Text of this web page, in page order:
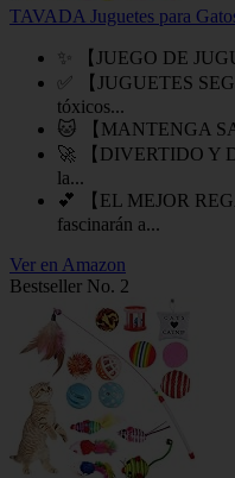
TAVADA Juguetes para
✨ 【JUEGO DE
✅ 【JUGUETES
tóxicos...
🐱 【MANTENGA
🚀 【DIVERTIDO Y
la...
💕 【EL MEJOR
fascinarán a...
Ver en Amazon
Bestseller No. 2